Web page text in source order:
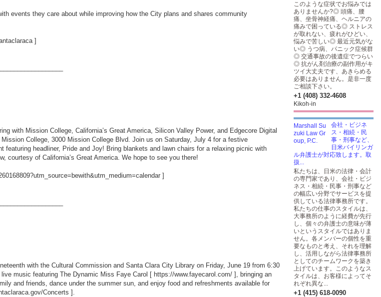
events they care about while improving how the City plans and shares community
]
with Mission College, California’s Great America, Silicon Valley Power, and Edgecore Digital
College, 3000 Mission College Blvd. Join us on Saturday, July 4 for a festive
headliner, Pride and Joy! Bring blankets and lawn chairs for a relaxing picnic with
courtesy of California’s Great America. We hope to see you there!
]
with the Cultural Commission and Santa Clara City Library on Friday, June 19 from 6:30
music featuring The Dynamic Miss Faye Carol [ https://www.fayecarol.com/ ], bringing an
and friends, dance under the summer sun, and enjoy food and refreshments available for
Concerts ].
このような症状でお悩みでは
ありませんか?◎ 頭痛、腰
痛、坐骨神経痛、ヘルニアの
痛みで困っている◎ ストレス
が取れない、疲れがひどい、
悩みで苦しい◎ 最近元気がな
い◎ うつ病、パニック症候群
◎ 交通事故の後遺症でつらい
◎ 抗がん剤治療の副作用がキ
ツイ大丈夫です、あきらめる
必要はありません。是非一度
ご相談下さい。
+1 (408) 332-4608
Kikoh-in
会社・ビジネ
ス・相続・民
事・刑事など、
日米バイリンガ
ル弁護士が対応致します。取
扱...
私たちは、日米の法律・会計
の専門家であり、会社・ビジ
ネス・相続・民事・刑事など
の幅広い分野でサービスを提
供している法律事務所です。
私たちの仕事のスタイルは、
大事務所のように経費が先行
し、個々の弁護士の意味が薄
いというスタイルではありま
せん。各メンバーの個性を重
要なものと考え、それを理解
し、活用しながら法律事務所
としてのチームワークを築き
上げています。このようなス
タイルは、お客様によってそ
れぞれ異な...
+1 (415) 618-0090